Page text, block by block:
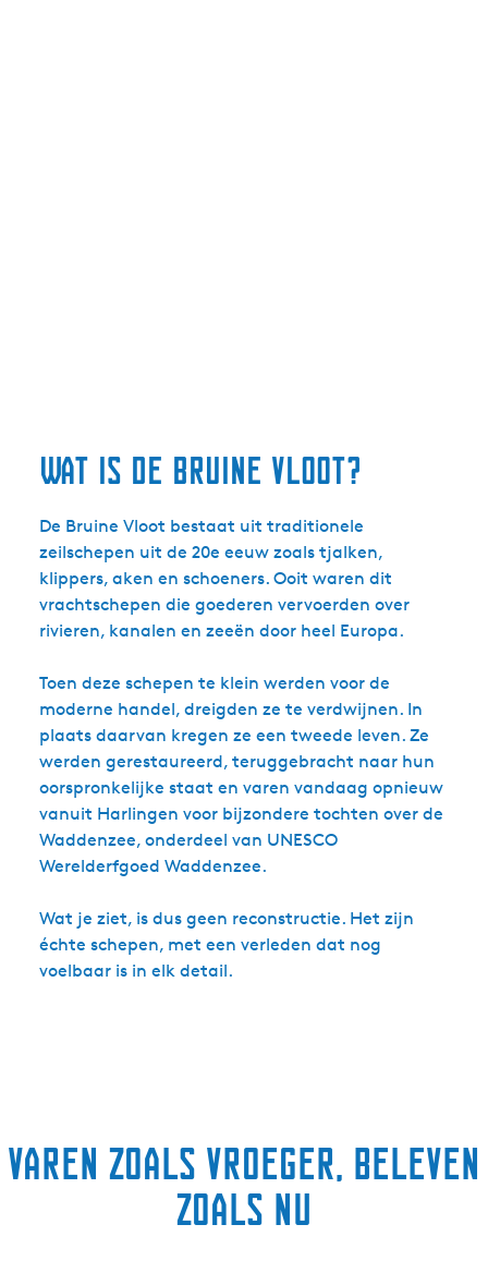
Wat is de Bruine Vloot?
De Bruine Vloot bestaat uit traditionele
zeilschepen uit de 20e eeuw zoals tjalken,
klippers, aken en schoeners. Ooit waren dit
vrachtschepen die goederen vervoerden over
rivieren, kanalen en zeeën door heel Europa.
Toen deze schepen te klein werden voor de
moderne handel, dreigden ze te verdwijnen. In
plaats daarvan kregen ze een tweede leven. Ze
werden gerestaureerd, teruggebracht naar hun
oorspronkelijke staat en varen vandaag opnieuw
vanuit Harlingen voor bijzondere tochten over de
Waddenzee, onderdeel van UNESCO
Werelderfgoed Waddenzee.
Wat je ziet, is dus geen reconstructie. Het zijn
échte schepen, met een verleden dat nog
voelbaar is in elk detail.
Varen zoals vroeger, beleven
zoals nu